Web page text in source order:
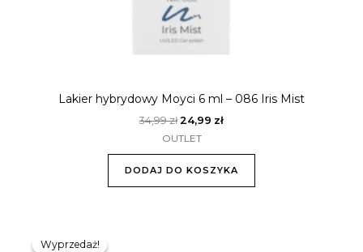
Lakier hybrydowy Moyci 6 ml – 086 Iris Mist
34,99zł 24,99 zł
OUTLET
DODAJ DO KOSZYKA
Wyprzedaż!
Wyprzedaż!